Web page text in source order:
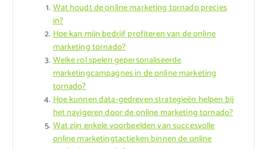
Wat houdt de online marketing tornado precies
in?
Hoe kan mijn bedrijf profiteren van de online
marketing tornado?
Welke rol spelen gepersonaliseerde
marketingcampagnes in de online marketing
tornado?
Hoe kunnen data-gedreven strategieën helpen bij
het navigeren door de online marketing tornado?
Wat zijn enkele voorbeelden van succesvolle
online marketingtactieken binnen de online